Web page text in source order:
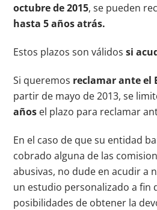
octubre de 2015, se pueden
hasta 5 años atrás.
Estos plazos son válidossi
Si queremos reclamar ante el
partir de mayo de 2013, se
años el plazo para reclamar
En el caso de que su entidad
cobrado alguna de las
abusivas, no dude en acudir a
un estudio personalizado a fin
posibilidades de obtener la